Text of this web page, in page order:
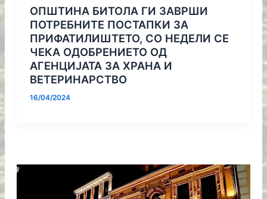
ОПШТИНА БИТОЛА ГИ ЗАВРШИ
ПОТРЕБНИТЕ ПОСТАПКИ ЗА
ПРИФАТИЛИШТЕТО, СО НЕДЕЛИ СЕ
ЧЕКА ОДОБРЕНИЕТО ОД
АГЕНЦИЈАТА ЗА ХРАНА И
ВЕТЕРИНАРСТВО
16/04/2024